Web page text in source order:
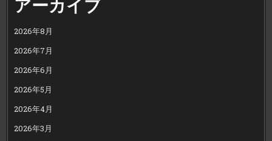
アーカイブ
2026年8月
2026年7月
2026年6月
2026年5月
2026年4月
2026年3月